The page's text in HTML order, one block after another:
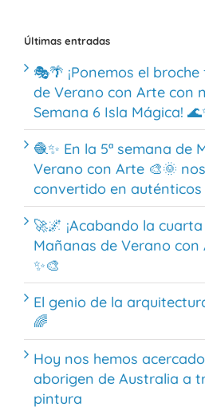
Últimas entradas
🎭🌴 ¡Ponemos el
de Verano con Arte con
Semana 6 Isla Mágica!
🧶✨ En la 5ª semana de
Verano con Arte 🎨🌞
convertido en
🚀🌌 ¡Acabando la
Mañanas de Verano con
✨🎨
El genio de la
🌈
Hoy nos hemos
aborigen de Australia a
pintura